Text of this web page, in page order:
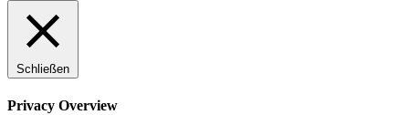
Schließen
Privacy Overview